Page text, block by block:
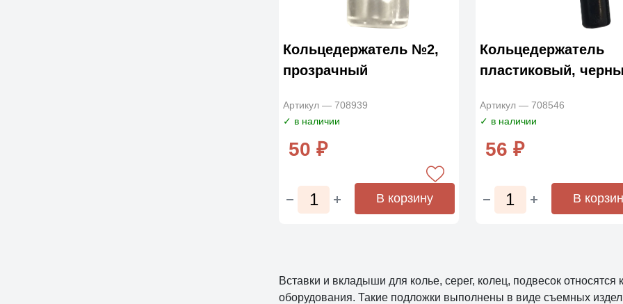
Кольцедержатель №2,
прозрачный
Артикул — 708939
✓ в наличии
50 ₽
В корзину
Кольцедержатель
пластиковый,
Артикул — 708546
✓ в наличии
56 ₽
В
Вставки и вкладыши для колье, серег, колец, подвесок
оборудования. Такие подложки выполнены в виде съемных